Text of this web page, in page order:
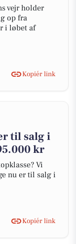
vejr holder
op fra
i løbet af
Kopiér link
til salg i
kr
Vi
nu er til salg i
Kopiér link